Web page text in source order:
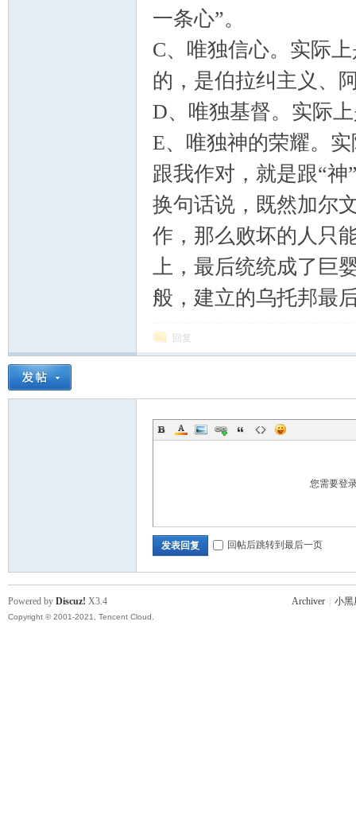
一条心”。
C、唯独信心。实际
的，是伯拉纠主义、
D、唯独基督。实际
E、唯独神的荣耀。
跟我作对，就是跟“神
换句话说，既然加尔
作，那么败坏的人只
上，最后统统成了巨
般，建立的乌托邦最
回复
您需要登
发表回复 回帖后跳转到最后一页
Archiver 小黑
Powered by Discuz! X3.4
Copyright © 2001-2021, Tencent Cloud.